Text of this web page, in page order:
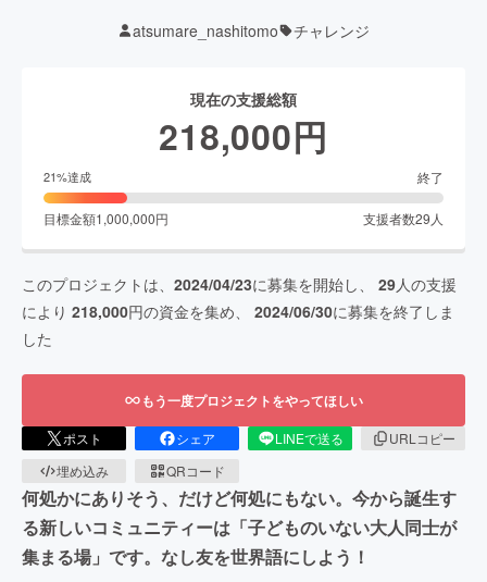
atsumare_nashitomo チャレンジ
現在の支援総額
218,000円
21%達成 終了
目標金額1,000,000円 支援者数29 人
このプロジェクトは、 2024/04/23に募集を開始し、 29人の支援
により 218,000円の資金を集め、 2024/06/30に募集を終了しま
した
もう一度プロジェクトをやってほしい
ポスト シェア LINEで送る
URLコピー
埋め込み
QRコード
何処かにありそう、だけど何処にもない。今から誕生す
る新しいコミュニティーは「子どものいない大人同士が
集まる場」です。なし友を世界語にしよう！